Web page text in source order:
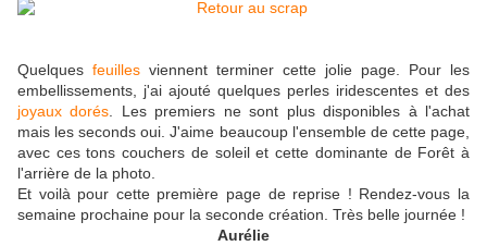
Quelques feuilles viennent terminer cette jolie page. Pour les
embellissements, j'ai ajouté quelques perles iridescentes et des
joyaux dorés . Les premiers ne sont plus disponibles à l'achat
mais les seconds oui. J'aime beaucoup l'ensemble de cette page,
avec ces tons couchers de soleil et cette dominante de Forêt à
l'arrière de la photo.
Et voilà pour cette première page de reprise ! Rendez-vous la
semaine prochaine pour la seconde création. Très belle journée !
Aurélie